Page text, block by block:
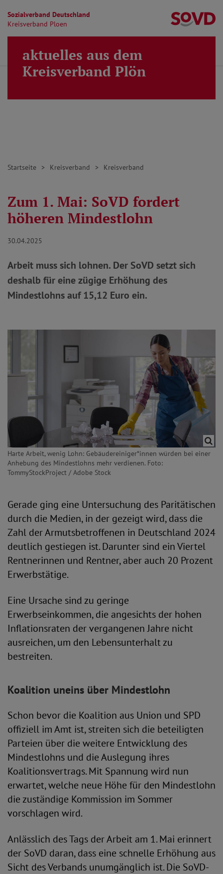
Sozialverband Deutschland
Kreisverband Ploen
Direkt zu den Inhalten springen
MENÜ
aktuelles aus dem
Kreisverband Plön
Startseite Kreisverband Kreisverband
Zum 1. Mai: SoVD fordert
höheren Mindestlohn
30.04.2025
Arbeit muss sich lohnen. Der SoVD setzt sich
deshalb für eine zügige Erhöhung des
Mindestlohns auf 15,12 Euro ein.
Harte Arbeit, wenig Lohn: Gebäudereiniger*innen würden bei einer
Anhebung des Mindestlohns mehr verdienen. Foto:
TommyStockProject / Adobe Stock
Gerade ging eine Untersuchung des Paritätischen
durch die Medien, in der gezeigt wird, dass die
Zahl der Armutsbetroffenen in Deutschland 2024
deutlich gestiegen ist. Darunter sind ein Viertel
Rentnerinnen und Rentner, aber auch 20 Prozent
Erwerbstätige.
Eine Ursache sind zu geringe
Erwerbseinkommen, die angesichts der hohen
Inflationsraten der vergangenen Jahre nicht
ausreichen, um den Lebensunterhalt zu
bestreiten.
Koalition uneins über Mindestlohn
Schon bevor die Koalition aus Union und SPD
offiziell im Amt ist, streiten sich die beteiligten
Parteien über die weitere Entwicklung des
Mindestlohns und die Auslegung ihres
Koalitionsvertrags. Mit Spannung wird nun
erwartet, welche neue Höhe für den Mindestlohn
die zuständige Kommission im Sommer
vorschlagen wird.
Anlässlich des Tags der Arbeit am 1. Mai erinnert
der SoVD daran, dass eine schnelle Erhöhung aus
Sicht des Verbands unumgänglich ist. Die SoVD-